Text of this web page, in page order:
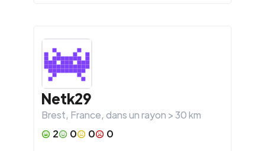
Netk29
Brest, France, dans un rayon >30km
2
0 0
0